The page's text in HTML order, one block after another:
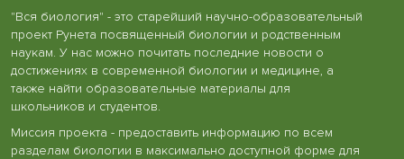
"Вся биология" - это старейший научно-образовательный
проект Рунета посвященный биологии и родственным
наукам. У нас можно почитать последние новости о
достижениях в современной биологии и медицине, а
также найти образовательные материалы для
школьников и студентов.
Миссия проекта - предоставить информацию по всем
разделам биологии в максимально доступной форме для